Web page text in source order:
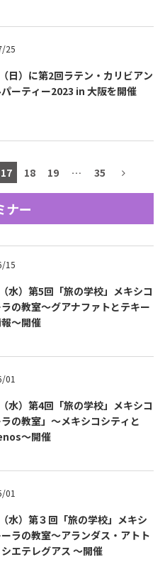
Events of Mexico
イベント一覧
バー＆レストラン
Bar & Restaurant
在日メキシコ大使館 SNS
25
日）に第2回ラテン・カリビアン
ーティー2023 in 大阪を開催
17 18 19 … 35
ナー
15
水）第5回「旅の学校」メキシコ
の教室～グアナファトとテキー
～開催
01
水）第4回「旅の学校」メキシコ
の教室」〜メキシコシティと
〜開催
01
水）第３回「旅の学校」メキシ
ラの教室〜アランダス・アトト
エテレグアス 〜開催